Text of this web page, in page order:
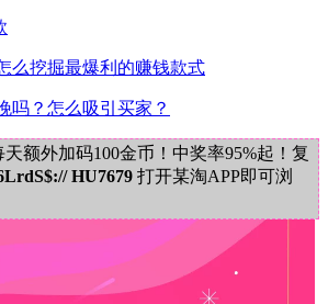
么挖掘最爆利的赚钱款式
吗？怎么吸引买家？
额外加码100金币！中奖率95%起！复
HU7679 打开某淘APP即可浏